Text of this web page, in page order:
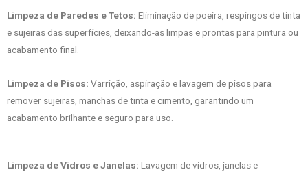
Limpeza de Paredes e Tetos: Eliminação de poeira, respingos de tinta
e sujeiras das superfícies, deixando-as limpas e prontas para pintura ou
acabamento final.
Limpeza de Pisos: Varrição, aspiração e lavagem de pisos para
remover sujeiras, manchas de tinta e cimento, garantindo um
acabamento brilhante e seguro para uso.
Limpeza de Vidros e Janelas: Lavagem de vidros, janelas e